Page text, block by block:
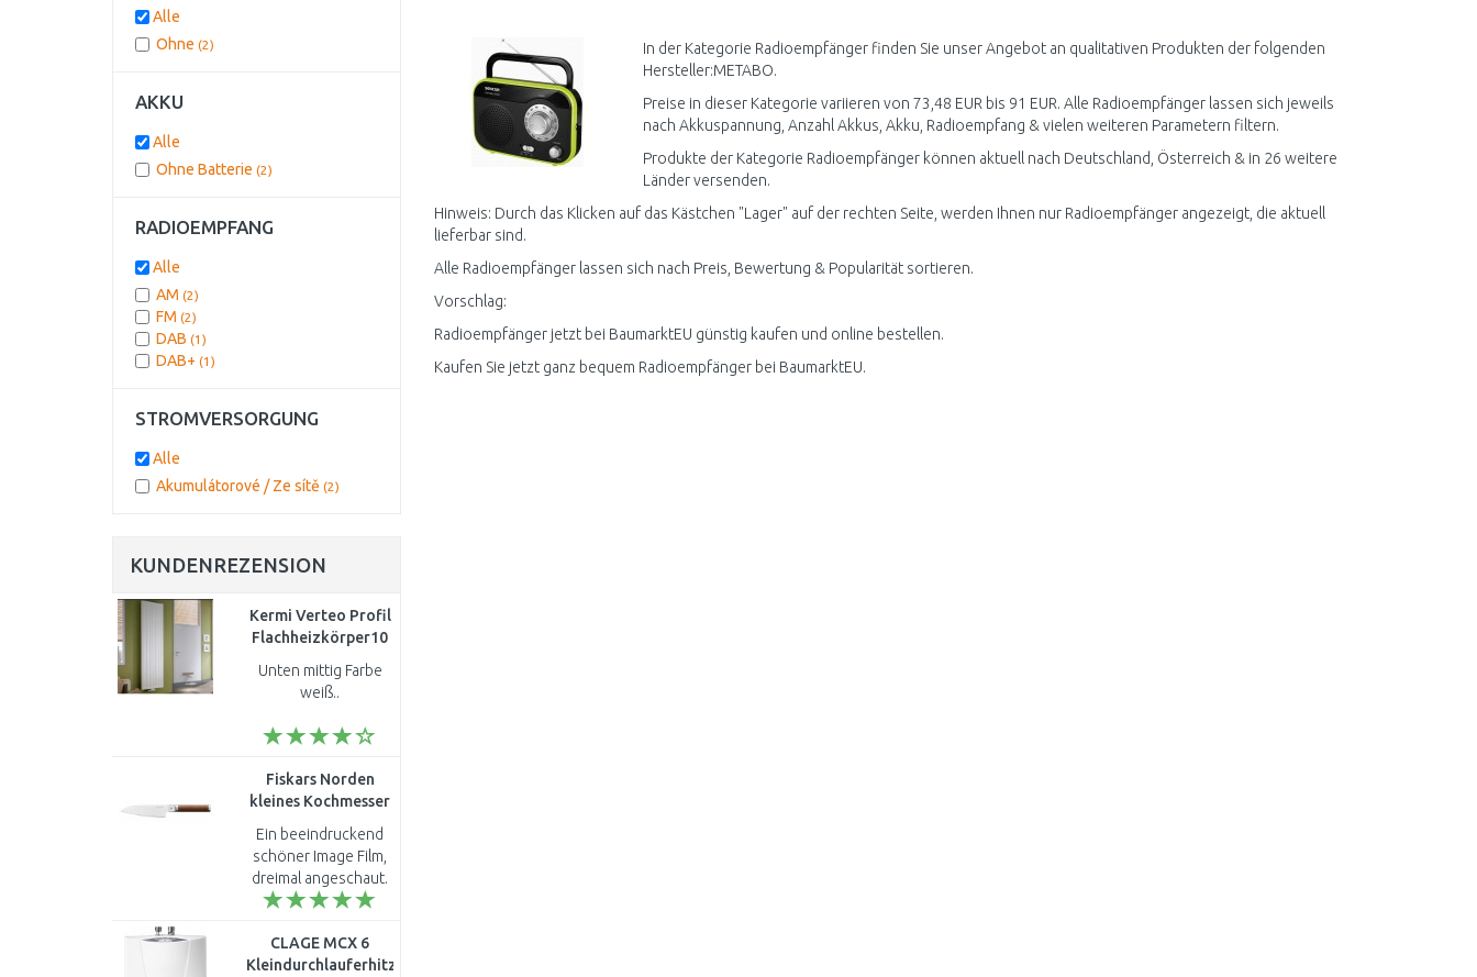
Vergleichen Vergleichen
In der Kategorie Radioempfänger finden Sie unser Angebot an qualitativen Produkten der folgenden
Hersteller:METABO.
Preise in dieser Kategorie variieren von 73,48 EUR bis 91 EUR. Alle Radioempfänger lassen sich jeweils
nach Akkuspannung, Anzahl Akkus, Akku, Radioempfang & vielen weiteren Parametern filtern.
Produkte der Kategorie Radioempfänger können aktuell nach Deutschland, Österreich & in 26 weitere
Länder versenden.
Hinweis: Durch das Klicken auf das Kästchen "Lager" auf der rechten Seite, werden Ihnen nur Radioempfänger angezeigt, die aktuell
lieferbar sind.
Alle Radioempfänger lassen sich nach Preis, Bewertung & Popularität sortieren.
Vorschlag:
Radioempfänger jetzt bei BaumarktEU günstig kaufen und online bestellen.
Kaufen Sie jetzt ganz bequem Radioempfänger bei BaumarktEU.
Alle
Ohne (2)
AKKU
Alle
Ohne Batterie (2)
RADIOEMPFANG
Alle
AM (2)
FM (2)
DAB (1)
DAB+ (1)
STROMVERSORGUNG
Alle
Akumulátorové / Ze sítě (2)
KUNDENREZENSION
Kermi Verteo Profil
Flachheizkörper10
FSN101800401X3K
Unten mittig Farbe
weiß..
Fiskars Norden
kleines Kochmesser
1026420
Ein beeindruckend
schöner Image Film,
dreimal angeschaut.
Das Messer, die
Umfeld, der Klang:
Besser kann man ein
CLAGE MCX 6
Kleindurchlauferhitzer